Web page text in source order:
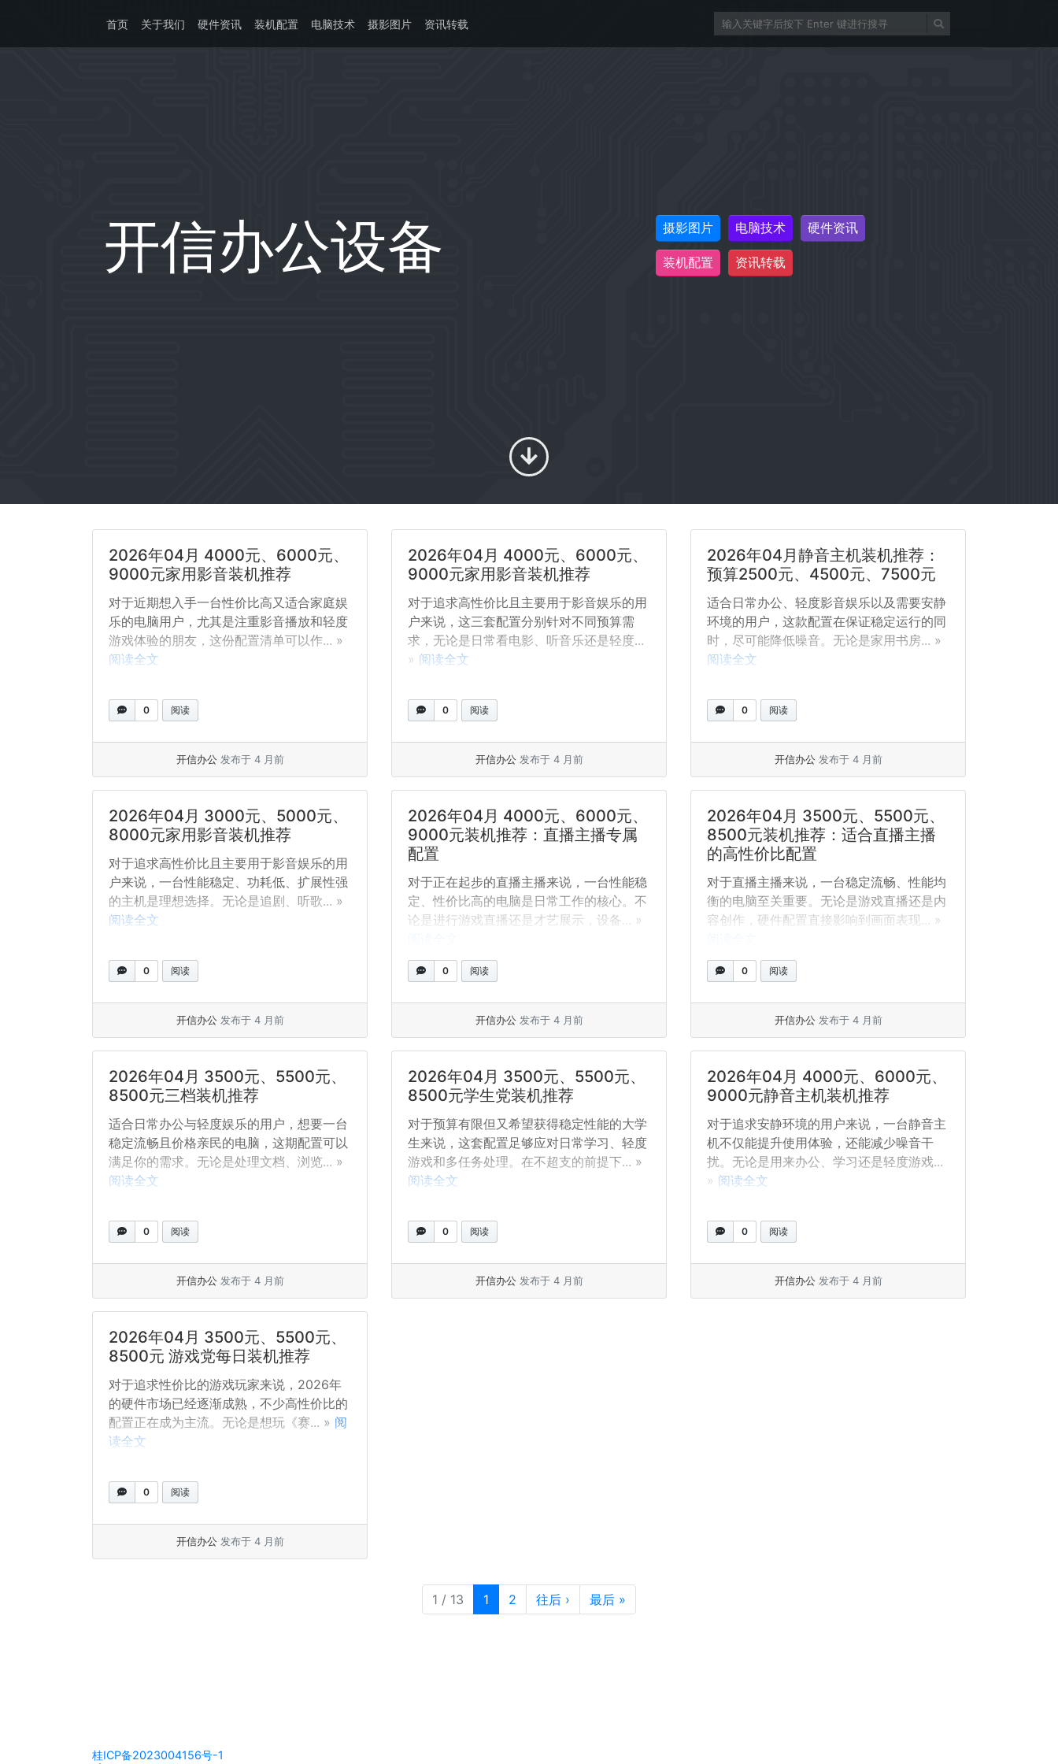
首页 关于我们 硬件资讯 装机配置 电脑技术 摄影图片 资讯转载
开信办公设备 摄影图片 电脑技术 硬件资讯
装机配置 资讯转载
2026年04月 4000元、6000元、
9000元家用影音装机推荐
对于近期想入手一台性价比高又适合家庭娱
乐的电脑用户，尤其是注重影音播放和轻度
游戏体验的朋友，这份配置清单可以作... »
阅读全文
0 阅读
开信办公 发布于 4 月前
2026年04月 4000元、6000元、
9000元家用影音装机推荐
对于追求高性价比且主要用于影音娱乐的用
户来说，这三套配置分别针对不同预算需
求，无论是日常看电影、听音乐还是轻度...
» 阅读全文
0 阅读
开信办公 发布于 4 月前
2026年04月静音主机装机推荐：
预算2500元、4500元、7500元
适合日常办公、轻度影音娱乐以及需要安静
环境的用户，这款配置在保证稳定运行的同
时，尽可能降低噪音。无论是家用书房... »
阅读全文
0 阅读
开信办公 发布于 4 月前
2026年04月 3000元、5000元、
8000元家用影音装机推荐
对于追求高性价比且主要用于影音娱乐的用
户来说，一台性能稳定、功耗低、扩展性强
的主机是理想选择。无论是追剧、听歌... »
阅读全文
0 阅读
开信办公 发布于 4 月前
2026年04月 4000元、6000元、
9000元装机推荐：直播主播专属
配置
对于正在起步的直播主播来说，一台性能稳
定、性价比高的电脑是日常工作的核心。不
论是进行游戏直播还是才艺展示，设备... »
0 阅读
开信办公 发布于 4 月前
2026年04月 3500元、5500元、
8500元装机推荐：适合直播主播
的高性价比配置
对于直播主播来说，一台稳定流畅、性能均
衡的电脑至关重要。无论是游戏直播还是内
容创作，硬件配置直接影响到画面表现... »
0 阅读
开信办公 发布于 4 月前
2026年04月 3500元、5500元、
8500元三档装机推荐
适合日常办公与轻度娱乐的用户，想要一台
稳定流畅且价格亲民的电脑，这期配置可以
满足你的需求。无论是处理文档、浏览... »
阅读全文
0 阅读
开信办公 发布于 4 月前
2026年04月 3500元、5500元、
8500元学生党装机推荐
对于预算有限但又希望获得稳定性能的大学
生来说，这套配置足够应对日常学习、轻度
游戏和多任务处理。在不超支的前提下... »
阅读全文
0 阅读
开信办公 发布于 4 月前
2026年04月 4000元、6000元、
9000元静音主机装机推荐
对于追求安静环境的用户来说，一台静音主
机不仅能提升使用体验，还能减少噪音干
扰。无论是用来办公、学习还是轻度游戏...
» 阅读全文
0 阅读
开信办公 发布于 4 月前
2026年04月 3500元、5500元、
8500元 游戏党每日装机推荐
对于追求性价比的游戏玩家来说，2026年
的硬件市场已经逐渐成熟，不少高性价比的
配置正在成为主流。无论是想玩《赛... » 阅
读全文
0 阅读
开信办公 发布于 4 月前
1 / 13 目前页面
1 页次
2 往后 › 最后 »
桂ICP备2023004156号-1